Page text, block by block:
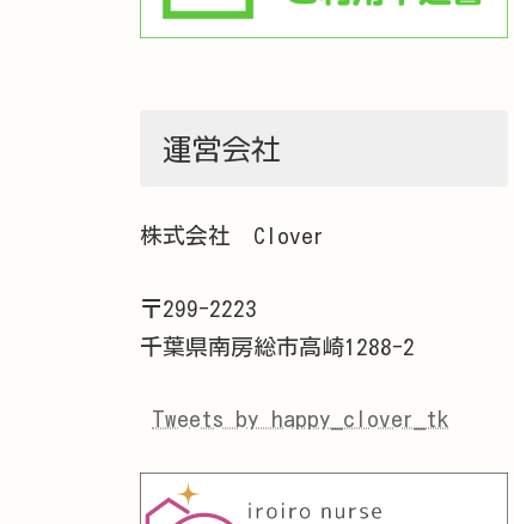
運営会社
株式会社 Clover
〒299-2223
千葉県南房総市高崎1288-2
Tweets by happy_clover_tk